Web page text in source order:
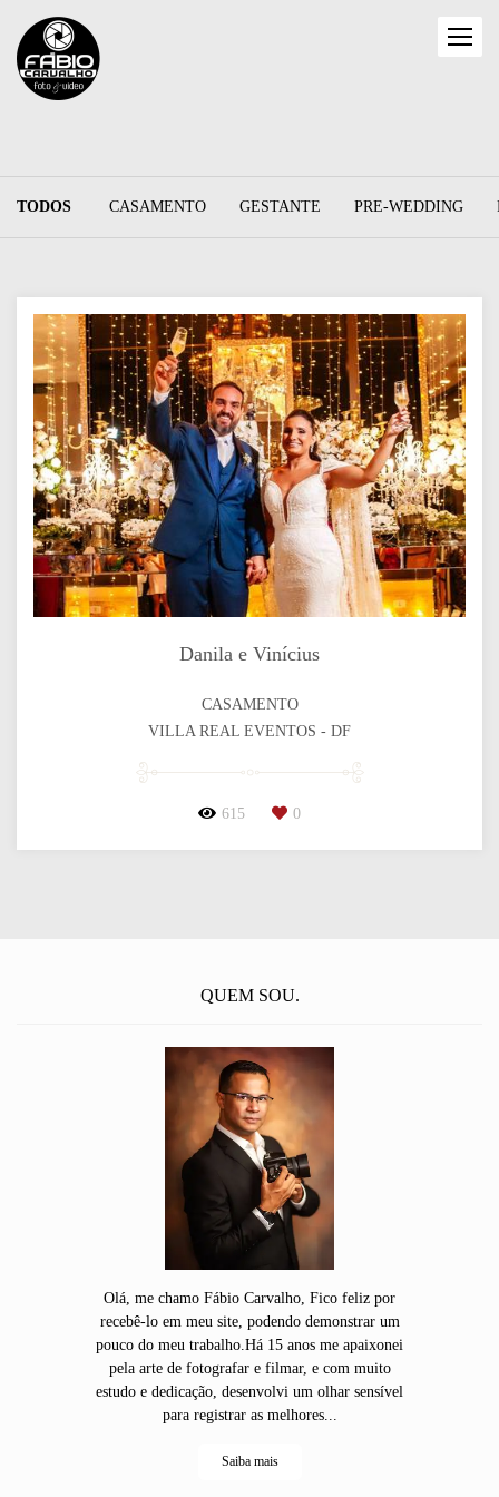
TODOS CASAMENTO GESTANTE PRE-WEDDING
Danila e Vinícius
CASAMENTO
VILLA REAL EVENTOS - DF
615 0
QUEM SOU.
Olá, me chamo Fábio Carvalho, Fico feliz por
recebê-lo em meu site, podendo demonstrar um
pouco do meu trabalho.Há 15 anos me apaixonei
pela arte de fotografar e filmar, e com muito
estudo e dedicação, desenvolvi um olhar sensível
para registrar as melhores...
Saiba mais